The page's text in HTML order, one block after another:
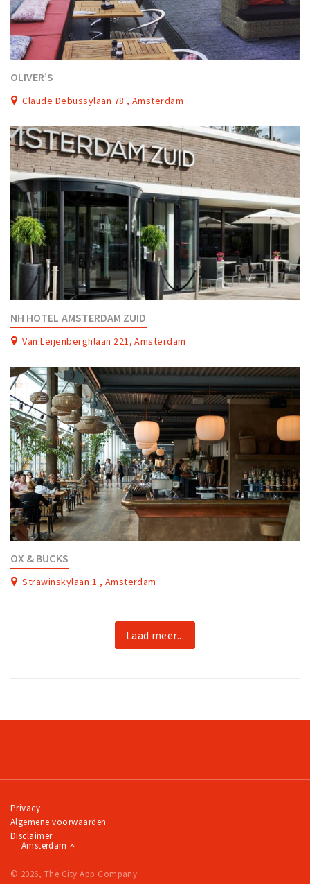
OLIVER’S
Claude Debussylaan 78 , Amsterdam
NH HOTEL AMSTERDAM ZUID
Van Leijenberghlaan 221, Amsterdam
OX & BUCKS
Strawinskylaan 1 , Amsterdam
Laad meer...
Privacy
Algemene voorwaarden
Disclaimer
Amsterdam
© 2026, The City App Company